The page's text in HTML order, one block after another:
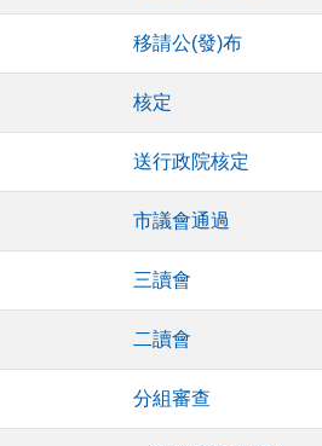
移請公(發)布
核定
送行政院核定
市議會通過
三讀會
二讀會
分組審查